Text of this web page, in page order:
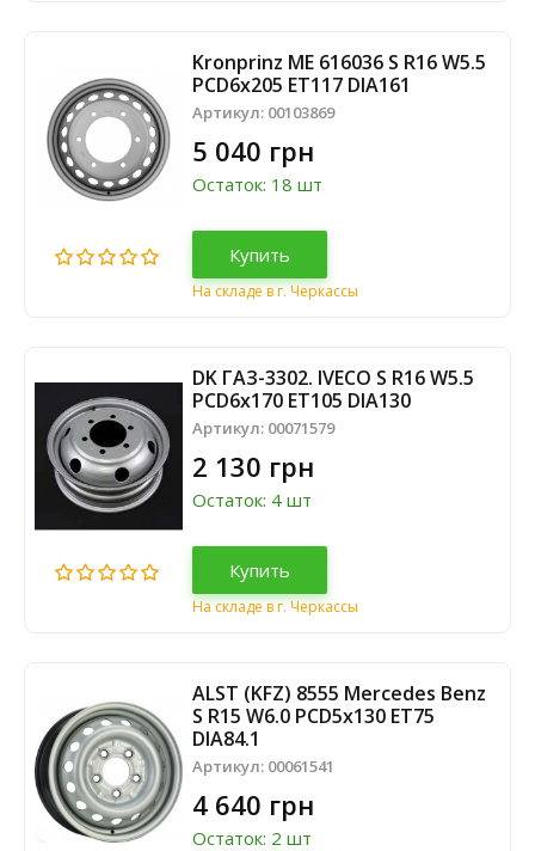
Kronprinz ME 616036 S R16 W5.5
PCD6x205 ET117 DIA161
Артикул: 00103869
5 040 грн
Остаток: 18 шт
Купить
На складе в г. Черкассы
DK ГАЗ-3302. IVECO S R16 W5.5
PCD6x170 ET105 DIA130
Артикул: 00071579
2 130 грн
Остаток: 4 шт
Купить
На складе в г. Черкассы
ALST (KFZ) 8555 Mercedes Benz
S R15 W6.0 PCD5x130 ET75
DIA84.1
Артикул: 00061541
4 640 грн
Остаток: 2 шт